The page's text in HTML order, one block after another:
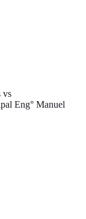
vs
Eng° Manuel